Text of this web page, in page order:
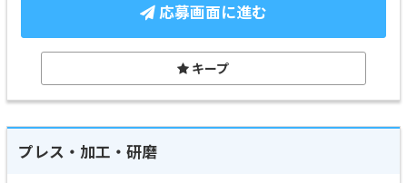
応募画面に進む
キープ
プレス・加工・研磨